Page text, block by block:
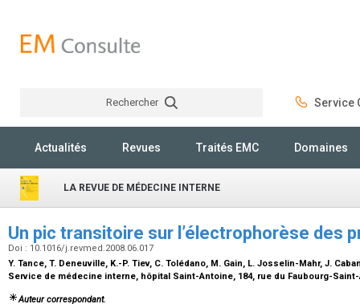
Rechercher Service
Actualités Revues Traités EMC Domaines
LA REVUE DE MÉDECINE INTERNE
Un pic transitoire sur l’électrophorèse des
Doi : 10.1016/j.revmed.2008.06.017
Y. Tance, T. Deneuville, K.-P. Tiev, C. Tolédano, M. Gain, L. Josselin-Mahr, J.
Service de médecine interne, hôpital Saint-Antoine, 184, rue du Faubourg-
Auteur correspondant.